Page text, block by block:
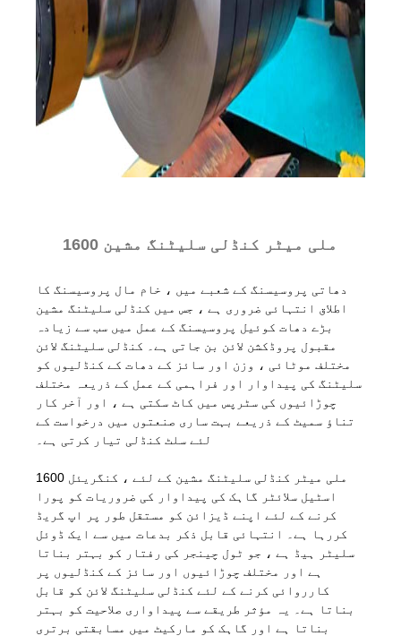
1600 ملی میٹر کنڈلی سلیٹنگ مشین
دھاتی پروسیسنگ کے شعبے میں ، خام مال پروسیسنگ کا
اطلاق انتہائی ضروری ہے ، جس میں کنڈلی سلیٹنگ مشین
بڑے دھات کوئیل پروسیسنگ کے عمل میں سب سے زیادہ
مقبول پروڈکشن لائن بن جاتی ہے۔ کنڈلی سلیٹنگ لائن
مختلف موٹائی ، وزن اور سائز کے دھات کے کنڈلیوں کو
سلیٹنگ کی پیداوار اور فراہمی کے عمل کے ذریعہ مختلف
چوڑائیوں کی سٹرپس میں کاٹ سکتی ہے ، اور آخر کار
تناؤ سمیٹ کے ذریعے بہت ساری صنعتوں میں درخواست کے
لئے سلٹ کنڈلی تیار کرتی ہے۔
1600 ملی میٹر کنڈلی سلیٹنگ مشین کے لئے ، کنگریئل
اسٹیل سلائٹر گاہک کی پیداوار کی ضروریات کو پورا
کرنے کے لئے اپنے ڈیزائن کو مستقل طور پر اپ گریڈ
کررہا ہے۔ انتہائی قابل ذکر بدعات میں سے ایک ڈوئل
سلیٹر ہیڈ ہے ، جو ٹول چینجر کی رفتار کو بہتر بناتا
ہے اور مختلف چوڑائیوں اور سائز کے کنڈلیوں پر
کارروائی کرنے کے لئے کنڈلی سلیٹنگ لائن کو قابل
بناتا ہے۔ یہ مؤثر طریقے سے پیداواری صلاحیت کو بہتر
بناتا ہے اور گاہک کو مارکیٹ میں مسابقتی برتری